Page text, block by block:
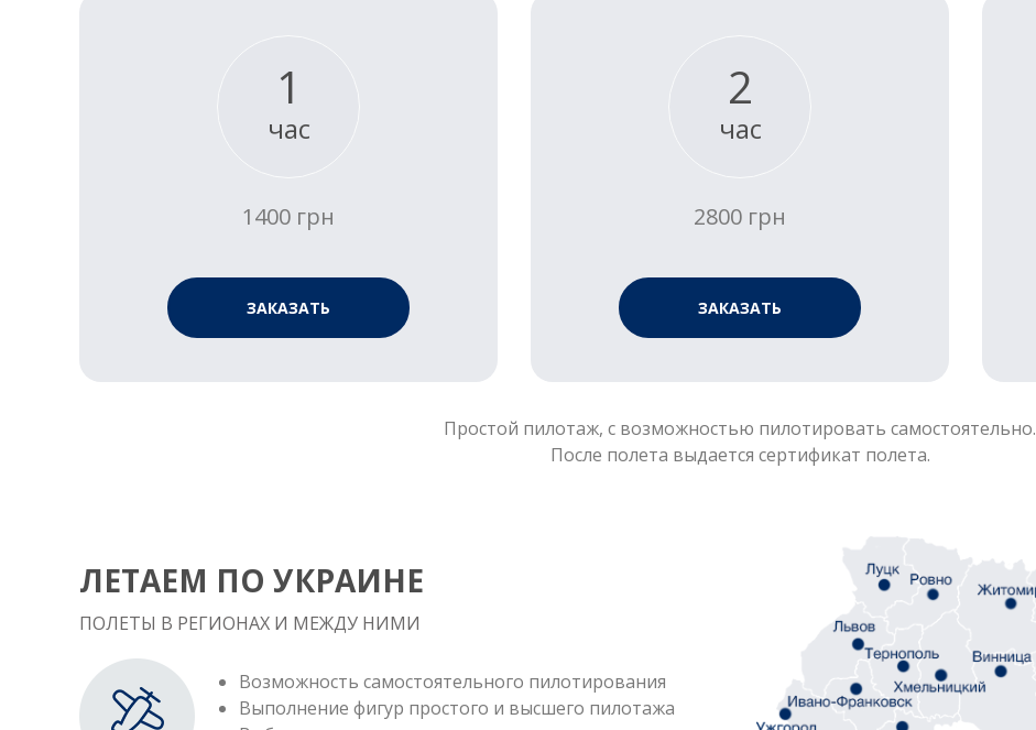
1
час
1400 грн
ЗАКАЗАТЬ
2
час
2800 грн
ЗАКАЗАТЬ
Простой пилотаж, с возможностью пилотировать самостоятельно.
После полета выдается сертификат полета.
ЛЕТАЕМ ПО УКРАИНЕ
ПОЛЕТЫ В РЕГИОНАХ И МЕЖДУ НИМИ
Возможность самостоятельного пилотирования
Выполнение фигур простого и высшего пилотажа